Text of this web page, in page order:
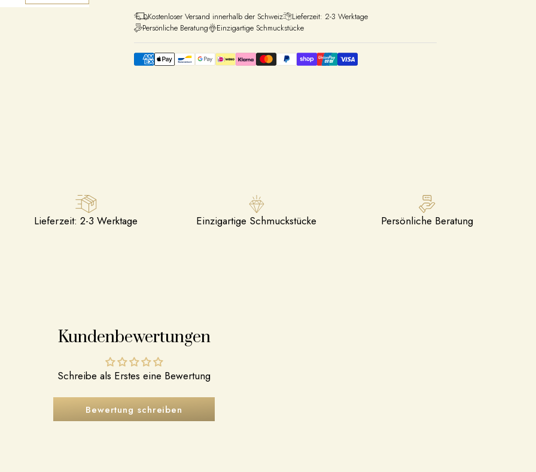
Kostenloser Versand innerhalb der Schweiz
Lieferzeit: 2-3 Werktage
Persönliche Beratung
Einzigartige Schmuckstücke
Lieferzeit: 2-3 Werktage Einzigartige Schmuckstücke Persönliche Beratung
Kundenbewertungen
Schreibe als Erstes eine Bewertung
Bewertung schreiben